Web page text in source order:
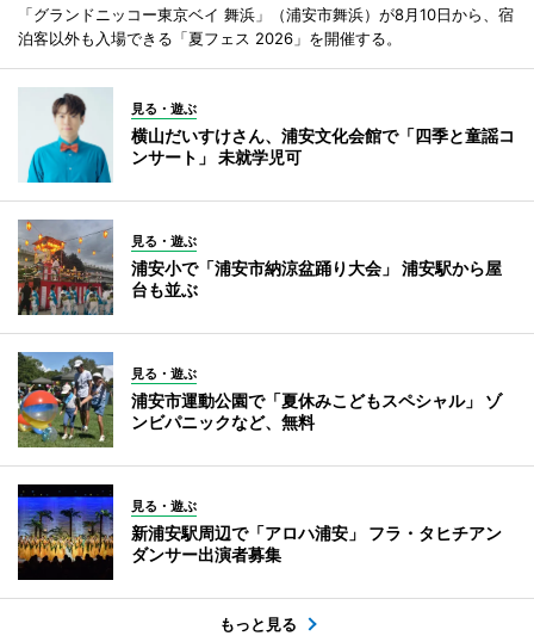
「グランドニッコー東京ベイ 舞浜」（浦安市舞浜）が8月10日から、宿
泊客以外も入場できる「夏フェス 2026」を開催する。
見る・遊ぶ
横山だいすけさん、浦安文化会館で「四季と童謡コ
ンサート」 未就学児可
見る・遊ぶ
浦安小で「浦安市納涼盆踊り大会」 浦安駅から屋
台も並ぶ
見る・遊ぶ
浦安市運動公園で「夏休みこどもスペシャル」 ゾ
ンビパニックなど、無料
見る・遊ぶ
新浦安駅周辺で「アロハ浦安」 フラ・タヒチアン
ダンサー出演者募集
もっと見る